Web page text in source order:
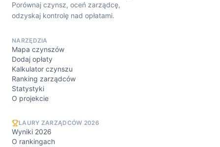
Porównaj czynsz, oceń zarządcę,
odzyskaj kontrolę nad opłatami.
NARZĘDZIA
Mapa czynszów
Dodaj opłaty
Kalkulator czynszu
Ranking zarządców
Statystyki
O projekcie
LAURY ZARZĄDCÓW 2026
Wyniki 2026
O rankingach